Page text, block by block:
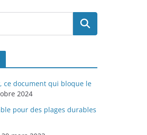
ce document qui bloque le
2024
pour des plages durables